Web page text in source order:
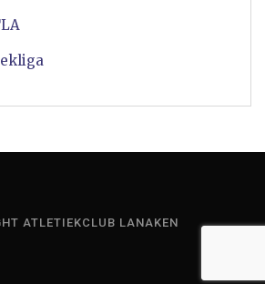
ATLETIEKCLUB LANAKEN